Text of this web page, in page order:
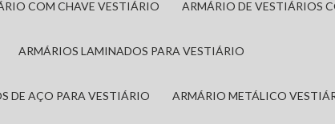
COM CHAVE VESTIÁRIO ARMÁRIO DE VESTIÁRIOS
ARMÁRIOS LAMINADOS PARA VESTIÁRIO
DE AÇO PARA VESTIÁRIO ARMÁRIO METÁLICO